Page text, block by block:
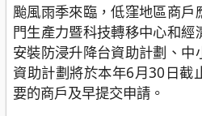
颱風雨季來臨，低窪地區商
門生產力暨科技轉移中心和
安裝防浸升降台資助計劃、中
資助計劃將於本年6月30日截
要的商戶及早提交申請。